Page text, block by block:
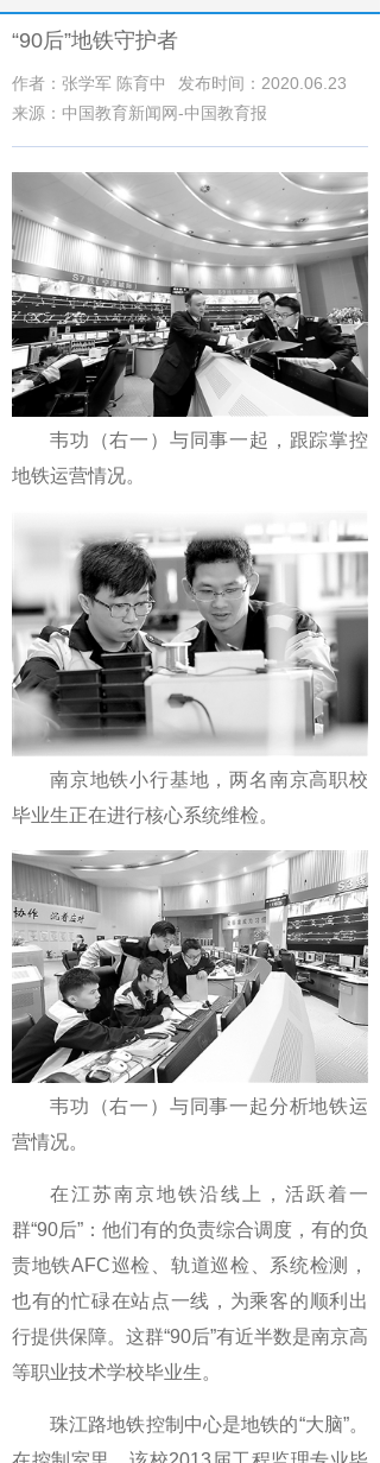
“90后”地铁守护者
作者：张学军 陈育中
发布时间：2020.06.23
来源：中国教育新闻网-中国教育报
韦功（右一）与同事一起，跟踪掌控
地铁运营情况。
南京地铁小行基地，两名南京高职校
毕业生正在进行核心系统维检。
韦功（右一）与同事一起分析地铁运
营情况。
在江苏南京地铁沿线上，活跃着一
群“90后”：他们有的负责综合调度，有的负
责地铁AFC巡检、轨道巡检、系统检测，
也有的忙碌在站点一线，为乘客的顺利出
行提供保障。这群“90后”有近半数是南京高
等职业技术学校毕业生。
珠江路地铁控制中心是地铁的“大脑”。